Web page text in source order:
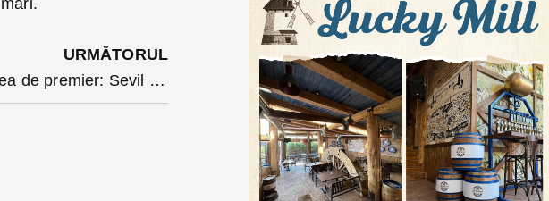
URMĂTORUL
Dragnea a desecretizat propunerea de premier: Sevil Shhaideh-Ce spun politicienii bistrițeni